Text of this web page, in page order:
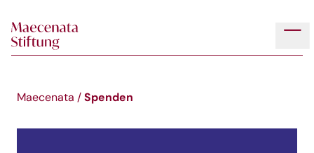
Maecenata / Spenden